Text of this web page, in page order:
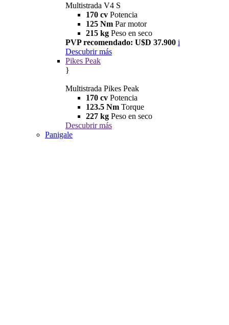
Multistrada V4 S
170 cv Potencia
125 Nm Par motor
215 kg Peso en seco
PVP recomendado: U$D 37.900 i
Descubrir más
Pikes Peak
}
Multistrada Pikes Peak
170 cv Potencia
123.5 Nm Torque
227 kg Peso en seco
Descubrir más
Panigale